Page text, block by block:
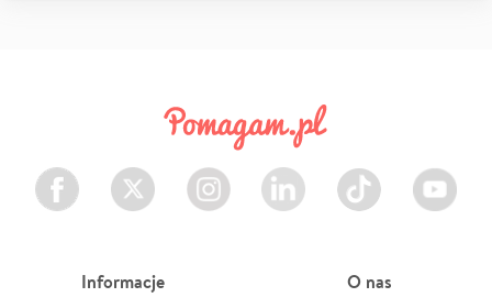
Facebook Twitter Instagram LinkedIn TikTok Youtube
Informacje O nas